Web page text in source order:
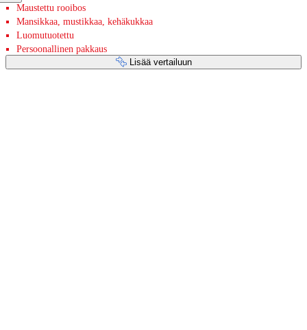
Maustettu rooibos
Mansikkaa, mustikkaa, kehäkukkaa
Luomutuotettu
Persoonallinen pakkaus
Lisää vertailuun